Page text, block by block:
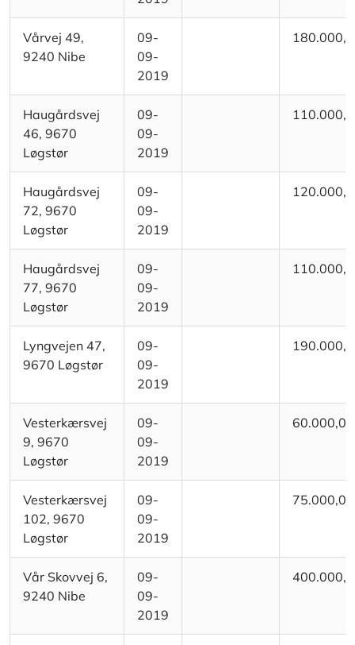
Vårvej 49,
9240 Nibe
09-
09-
2019
Haugårdsvej
46, 9670
Løgstør
09-
09-
2019
Haugårdsvej
72, 9670
Løgstør
09-
09-
2019
Haugårdsvej
77, 9670
Løgstør
09-
09-
2019
Lyngvejen 47,
9670 Løgstør
09-
09-
2019
Vesterkærsvej
9, 9670
Løgstør
09-
09-
2019
60.000,00
Vesterkærsvej
102, 9670
Løgstør
09-
09-
2019
75.000,00
Vår Skovvej 6,
9240 Nibe
09-
09-
2019